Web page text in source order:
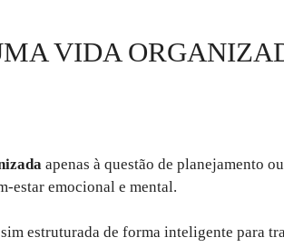
VIDA
apenas à questão de planejamento
estar emocional e mental.
estruturada de forma inteligente para